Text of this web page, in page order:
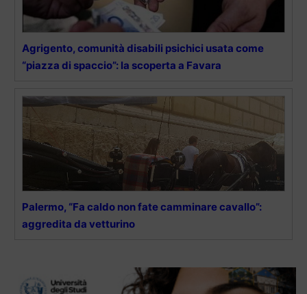
Agrigento, comunità disabili psichici usata come
“piazza di spaccio”: la scoperta a Favara
Palermo, “Fa caldo non fate camminare cavallo”:
aggredita da vetturino